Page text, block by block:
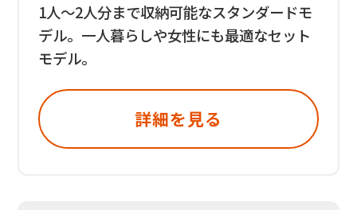
1人〜2人分まで収納可能なスタンダードモ
デル。一人暮らしや女性にも最適なセット
モデル。
詳細を見る